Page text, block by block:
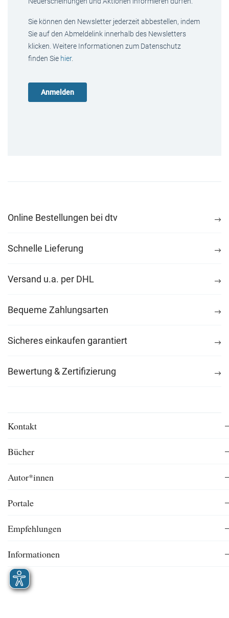
Sie können den Newsletter jederzeit abbestellen, indem
Sie auf den Abmeldelink innerhalb des Newsletters
klicken. Weitere Informationen zum Datenschutz
finden Sie hier.
Online Bestellungen bei dtv
Schnelle Lieferung
Versand u.a. per DHL
Bequeme Zahlungsarten
Sicheres einkaufen garantiert
Bewertung & Zertifizierung
Kontakt
Bücher
Autor*innen
Portale
Empfehlungen
Informationen